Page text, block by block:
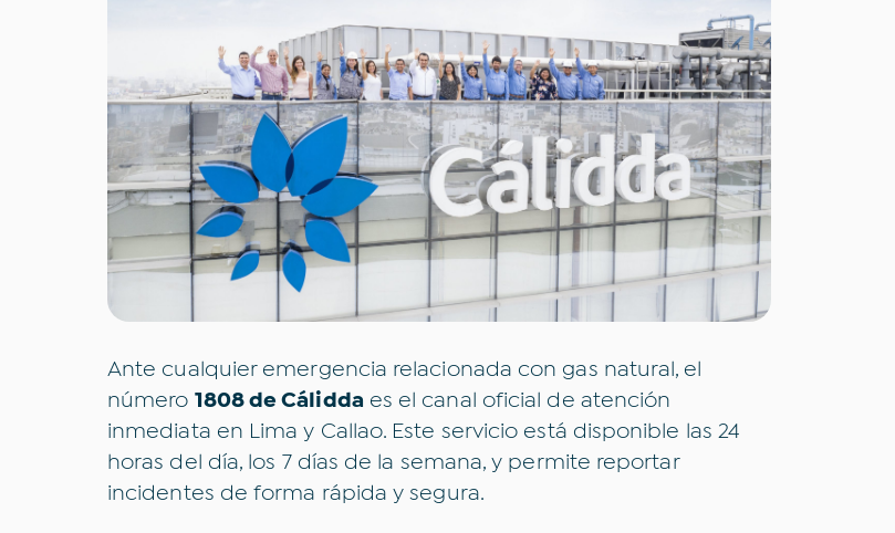
Ante cualquier emergencia relacionada con gas natural, el
número 1808 de Cálidda es el canal oficial de atención
inmediata en Lima y Callao. Este servicio está disponible las 24
horas del día, los 7 días de la semana, y permite reportar
incidentes de forma rápida y segura.